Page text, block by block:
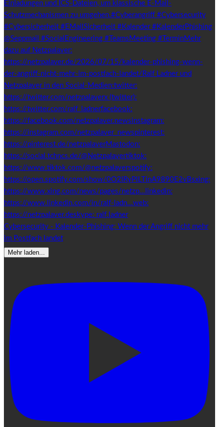
Cybersecurity - Kalender-Phishing: Wenn der Angriff nicht mehr
im Postfach landet
Mehr laden...